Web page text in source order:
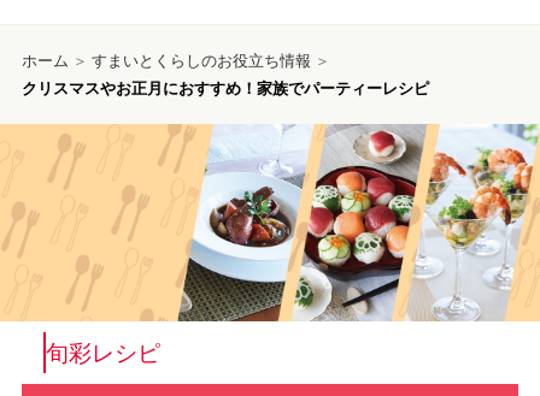
ホーム ＞ すまいとくらしのお役立ち情報 ＞
クリスマスやお正月におすすめ！家族でパーティーレシピ
旬彩レシピ